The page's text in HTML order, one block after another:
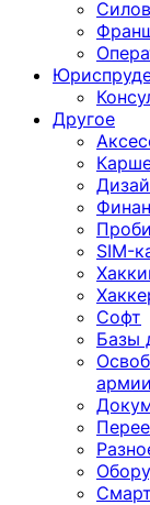
Другoе
SIM-
Софт
Базы
армии